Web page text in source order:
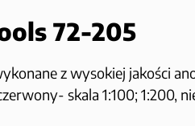
72-205
z wysokiej jakości
skala 1:100; 1:200,